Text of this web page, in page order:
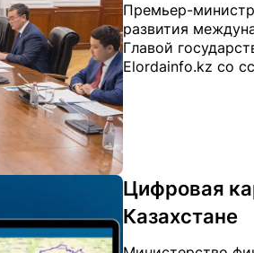
Премьер-
развития
Главой
Elordainfo.kz со
Цифровая
Казахстане